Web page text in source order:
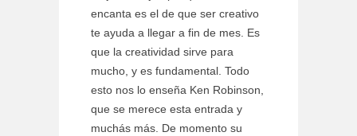
encanta es el de que ser creativo
te ayuda a llegar a fin de mes. Es
que la creatividad sirve para
mucho, y es fundamental. Todo
esto nos lo enseña Ken Robinson,
que se merece esta entrada y
muchás más. De momento su